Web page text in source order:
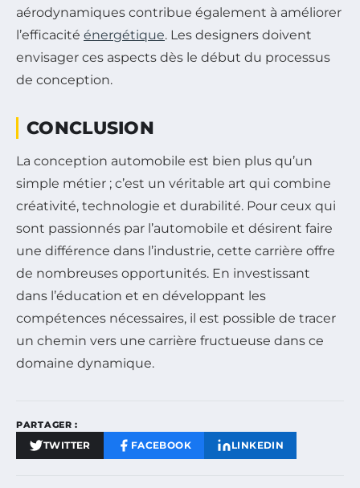
aérodynamiques contribue également à améliorer
l’efficacité énergétique. Les designers doivent
envisager ces aspects dès le début du processus
de conception.
CONCLUSION
La conception automobile est bien plus qu’un
simple métier ; c’est un véritable art qui combine
créativité, technologie et durabilité. Pour ceux qui
sont passionnés par l’automobile et désirent faire
une différence dans l’industrie, cette carrière offre
de nombreuses opportunités. En investissant
dans l’éducation et en développant les
compétences nécessaires, il est possible de tracer
un chemin vers une carrière fructueuse dans ce
domaine dynamique.
PARTAGER :
TWITTER FACEBOOK LINKEDIN